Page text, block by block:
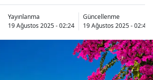
Yayınlanma
19 Ağustos 2025 - 02:24
Güncellenme
19 Ağustos 2025 - 02:44